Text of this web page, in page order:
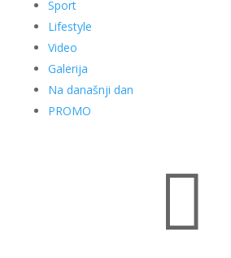
Sport
Lifestyle
Video
Galerija
Na današnji dan
PROMO
